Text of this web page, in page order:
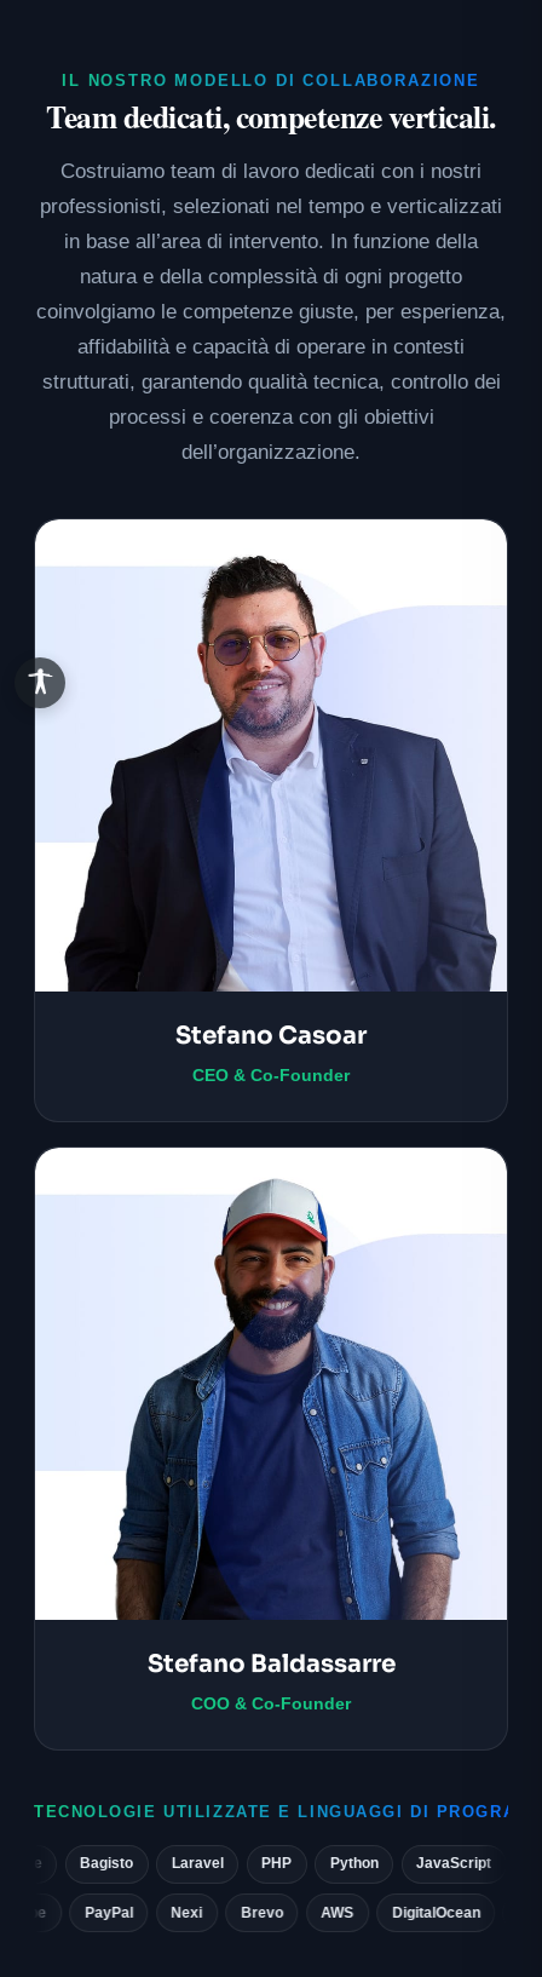
IL NOSTRO MODELLO DI COLLABORAZIONE
Team dedicati, competenze verticali.
Costruiamo team di lavoro dedicati con i nostri
professionisti, selezionati nel tempo e verticalizzati
in base all’area di intervento. In funzione della
natura e della complessità di ogni progetto
coinvolgiamo le competenze giuste, per esperienza,
affidabilità e capacità di operare in contesti
strutturati, garantendo qualità tecnica, controllo dei
processi e coerenza con gli obiettivi
dell’organizzazione.
Stefano Casoar
CEO & Co-Founder
Stefano Baldassarre
COO & Co-Founder
TECNOLOGIE UTILIZZATE E LINGUAGGI DI
Bagisto Laravel PHP Python JavaScript React
Stripe PayPal Nexi Brevo AWS DigitalOcean